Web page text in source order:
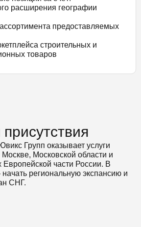
расширения географии
предоставляемых
строительных и
товаров
Групп оказывает услуги
Московской области и
Европейской части России. В
региональную экспансию и
СНГ.